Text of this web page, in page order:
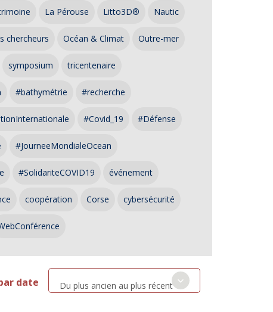
La Pérouse Litto3D® Nautic
chercheurs Océan & Climat Outre-mer
symposium tricentenaire
#bathymétrie #recherche
#Covid_19 #Défense
#JourneeMondialeOcean
#SolidariteCOVID19 événement
coopération Corse cybersécurité
date Du plus ancien au plus récent